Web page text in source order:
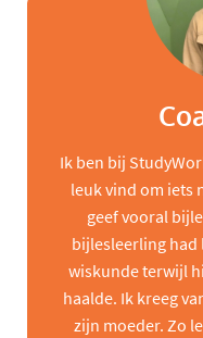
Ik ben bij
leuk vind om iets
geef vooral
bijlesleerling had
wiskunde terwijl
haalde. Ik kreeg
zijn moeder. Zo